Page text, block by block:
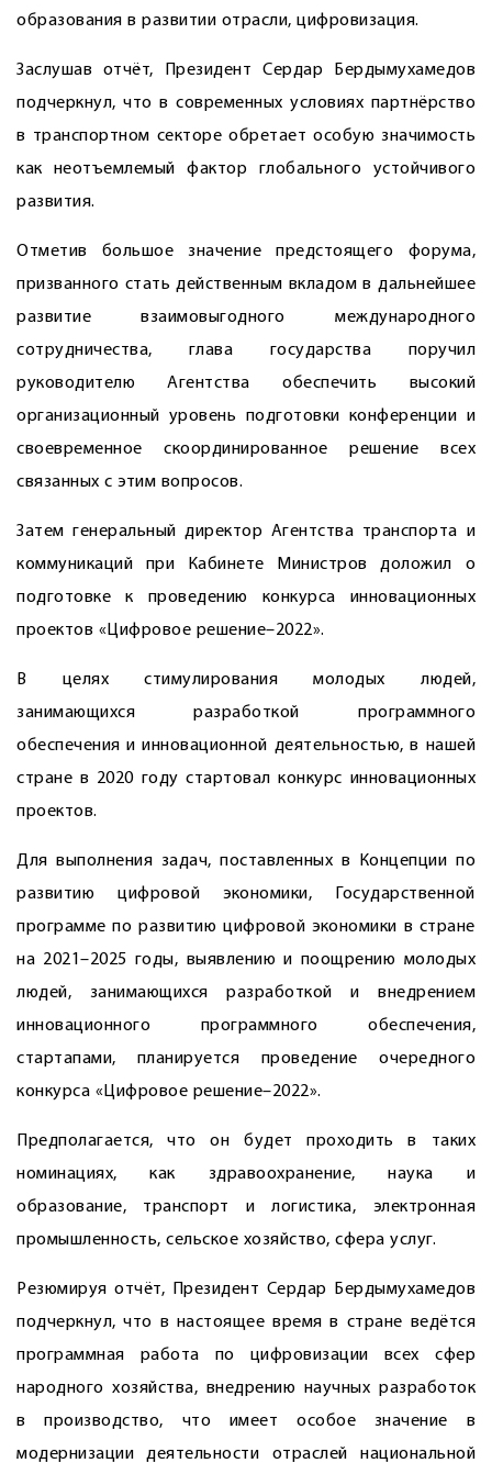
образования в развитии отрасли, цифровизация.
Заслушав отчёт, Президент Сердар Бердымухамедов
подчеркнул, что в современных условиях партнёрство
в транспортном секторе обретает особую значимость
как неотъемлемый фактор глобального устойчивого
развития.
Отметив большое значение предстоящего форума,
призванного стать действенным вкладом в дальнейшее
развитие взаимовыгодного международного
сотрудничества, глава государства поручил
руководителю Агентства обеспечить высокий
организационный уровень подготовки конференции и
своевременное скоординированное решение всех
связанных с этим вопросов.
Затем генеральный директор Агентства транспорта и
коммуникаций при Кабинете Министров доложил о
подготовке к проведению конкурса инновационных
проектов «Цифровое решение–2022».
В целях стимулирования молодых людей,
занимающихся разработкой программного
обеспечения и инновационной деятельностью, в нашей
стране в 2020 году стартовал конкурс инновационных
проектов.
Для выполнения задач, поставленных в Концепции по
развитию цифровой экономики, Государственной
программе по развитию цифровой экономики в стране
на 2021–2025 годы, выявлению и поощрению молодых
людей, занимающихся разработкой и внедрением
инновационного программного обеспечения,
стартапами, планируется проведение очередного
конкурса «Цифровое решение–2022».
Предполагается, что он будет проходить в таких
номинациях, как здравоохранение, наука и
образование, транспорт и логистика, электронная
промышленность, сельское хозяйство, сфера услуг.
Резюмируя отчёт, Президент Сердар Бердымухамедов
подчеркнул, что в настоя­щее время в стране ведётся
программная работа по цифровизации всех сфер
народного хозяйства, внедрению научных разработок
в производство, что имеет особое значение в
модернизации деятельности отраслей национальной